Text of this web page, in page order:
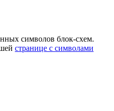
символов блок-схем.
странице с символами